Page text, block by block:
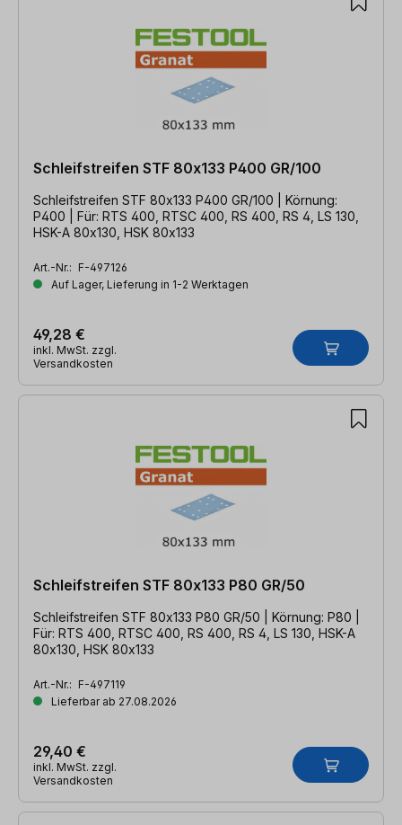
Schleifstreifen STF 80x133 P400 GR/100
Schleifstreifen STF 80x133 P400 GR/100 | Körnung:
P400 | Für: RTS 400, RTSC 400, RS 400, RS 4, LS 130,
HSK-A 80x130, HSK 80x133
Art.-Nr.: F-497126
Auf Lager, Lieferung in 1-2 Werktagen
49,28 €
inkl. MwSt. zzgl.
Versandkosten
Schleifstreifen STF 80x133 P80 GR/50
Schleifstreifen STF 80x133 P80 GR/50 | Körnung: P80 |
Für: RTS 400, RTSC 400, RS 400, RS 4, LS 130, HSK-A
80x130, HSK 80x133
Art.-Nr.: F-497119
Lieferbar ab 27.08.2026
29,40 €
inkl. MwSt. zzgl.
Versandkosten